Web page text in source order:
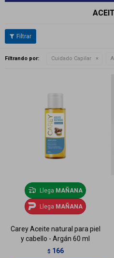
Filtrando por: Cuidado Capilar
Llega MAÑANA
Llega MAÑANA
Carey Aceite natural para piel
y cabello - Argán 60 ml
$ 166